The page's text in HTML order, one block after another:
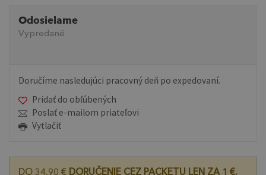
Odosielame
Vypredané
Doručíme nasledujúci pracovný deň po expedovaní.
Pridať do obľúbených
Poslať e-mailom priateľovi
Vytlačiť
DO 34,90 € DORUČENIE CEZ PACKETU LEN ZA 1 €.